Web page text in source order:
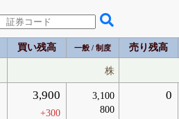
買い残高 一般 / 制度 売り残高
株
3,900
+300
3,100
800
0